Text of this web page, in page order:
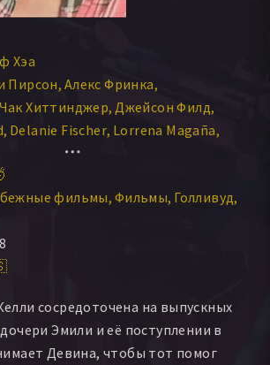
Хэа
Пирсон Алекс Фринка
Чак Хиттинджер Джейсон Филд
Delanie Fischer Lorrena Magaña
фильмы Фильмы Голливуд
сосредоточена на выпускных
Эмили и её поступлении в
Девина, чтобы тот помог